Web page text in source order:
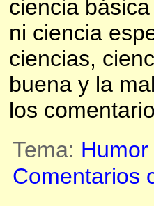
ciencia
ni ciencia
ciencias,
buena y la
los
Tema: Humor
Comentarios